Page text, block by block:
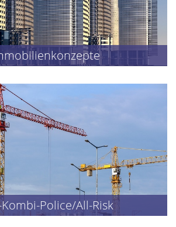
Police/All-Risk